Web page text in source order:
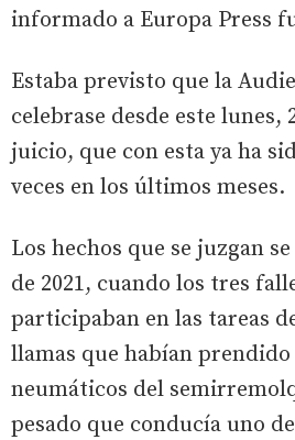
informado a Europa Press
Estaba previsto que la
celebrase desde este lunes,
juicio, que con esta ya ha
veces en los últimos meses.
Los hechos que se juzgan
de 2021, cuando los tres
participaban en las tareas
llamas que habían prendido
neumáticos del
pesado que conducía uno